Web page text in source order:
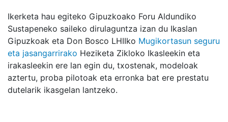
Ikerketa hau egiteko Gipuzkoako Foru Aldundiko
Sustapeneko saileko dirulaguntza izan du Ikaslan
Gipuzkoak eta Don Bosco LHIIko Mugikortasun seguru
eta jasangarrirako Heziketa Zikloko Ikasleekin eta
irakasleekin ere lan egin du, txostenak, modeloak
aztertu, proba pilotoak eta erronka bat ere prestatu
dutelarik ikasgelan lantzeko.